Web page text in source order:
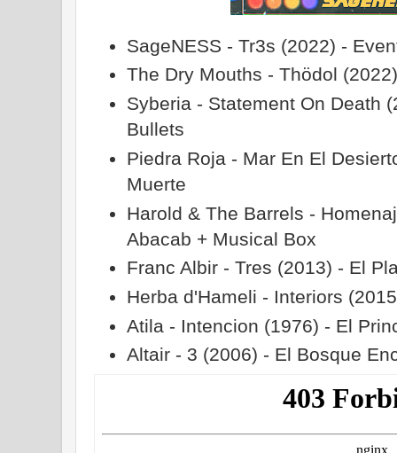
SageNESS - Tr3s (2022) -
The Dry Mouths - Thödol
Syberia - Statement On Death
Bullets
Piedra Roja - Mar En El
Muerte
Harold & The Barrels -
Abacab + Musical Box
Franc Albir - Tres (2013) - El
Herba d'Hameli - Interiors
Atila - Intencion (1976) - El
Altair - 3 (2006) - El Bosque